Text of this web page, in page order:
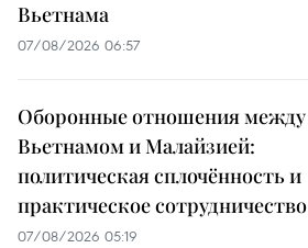
Вьетнама
07/08/2026 06:57
Оборонные отношения между
Вьетнамом и Малайзией:
политическая сплочённость и
практическое сотрудничество
07/08/2026 05:19